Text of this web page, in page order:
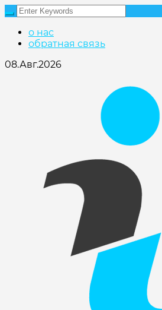
о нас
обратная связь
08.Авг.2026